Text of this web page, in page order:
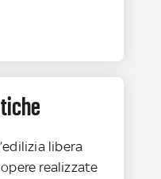
libera
realizzate